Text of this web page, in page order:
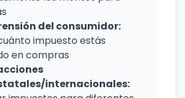
del consumidor:
impuesto estás
en compras
internacionales: